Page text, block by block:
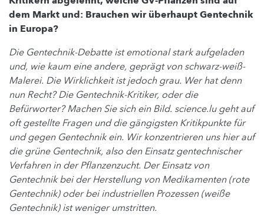
dem Markt und: Brauchen wir überhaupt Gentechnik
in Europa?
Die Gentechnik-Debatte ist emotional stark aufgeladen
und, wie kaum eine andere, geprägt von schwarz-weiß-
Malerei. Die Wirklichkeit ist jedoch grau. Wer hat denn
nun Recht? Die Gentechnik-Kritiker, oder die
Befürworter? Machen Sie sich ein Bild. science.lu geht auf
oft gestellte Fragen und die gängigsten Kritikpunkte für
und gegen Gentechnik ein. Wir konzentrieren uns hier auf
die grüne Gentechnik, also den Einsatz gentechnischer
Verfahren in der Pflanzenzucht. Der Einsatz von
Gentechnik bei der Herstellung von Medikamenten (rote
Gentechnik) oder bei industriellen Prozessen (weiße
Gentechnik) ist weniger umstritten.